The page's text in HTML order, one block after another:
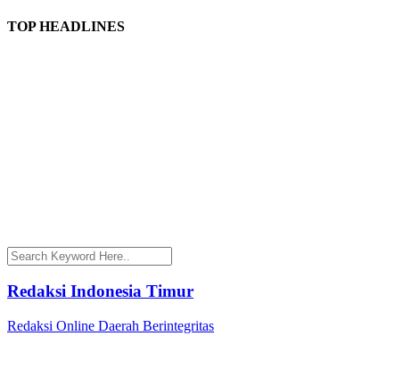
TOP HEADLINES
Redaksi Indonesia Timur
Redaksi Online Daerah Berintegritas